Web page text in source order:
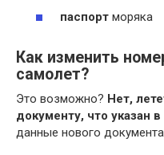
паспорт моряка
Как изменить
самолет?
Это возможно? Нет,
документу, что указан в
данные нового